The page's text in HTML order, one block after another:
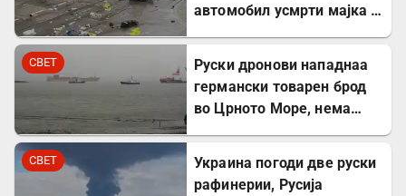
автомобил усмрти мајка и
СВЕТ
Руски дронови нападнаа
германски товарен брод
во Црното Море, нема
СВЕТ
Украина погоди две руски
рафинерии, Русија